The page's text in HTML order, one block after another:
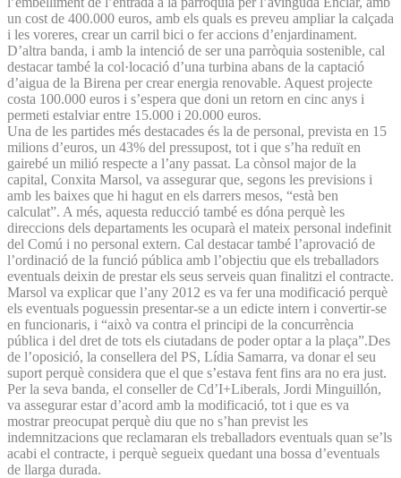
un cost de 400.000 euros, amb els quals es preveu ampliar la calçada
i les voreres, crear un carril bici o fer accions d’enjardinament.
D’altra banda, i amb la intenció de ser una parròquia sostenible, cal
destacar també la col·locació d’una turbina abans de la captació
d’aigua de la Birena per crear energia renovable. Aquest projecte
costa 100.000 euros i s’espera que doni un retorn en cinc anys i
permeti estalviar entre 15.000 i 20.000 euros.
Una de les partides més destacades és la de personal, prevista en 15
milions d’euros, un 43% del pressupost, tot i que s’ha reduït en
gairebé un milió respecte a l’any passat. La cònsol major de la
capital, Conxita Marsol, va assegurar que, segons les previsions i
amb les baixes que hi hagut en els darrers mesos, “està ben
calculat”. A més, aquesta reducció també es dóna perquè les
direccions dels departaments les ocuparà el mateix personal indefinit
del Comú i no personal extern. Cal destacar també l’aprovació de
l’ordinació de la funció pública amb l’objectiu que els treballadors
eventuals deixin de prestar els seus serveis quan finalitzi el contracte.
Marsol va explicar que l’any 2012 es va fer una modificació perquè
els eventuals poguessin presentar-se a un edicte intern i convertir-se
en funcionaris, i “això va contra el principi de la concurrència
pública i del dret de tots els ciutadans de poder optar a la plaça”.Des
de l’oposició, la consellera del PS, Lídia Samarra, va donar el seu
suport perquè considera que el que s’estava fent fins ara no era just.
Per la seva banda, el conseller de Cd’I+Liberals, Jordi Minguillón,
va assegurar estar d’acord amb la modificació, tot i que es va
mostrar preocupat perquè diu que no s’han previst les
indemnitzacions que reclamaran els treballadors eventuals quan se’ls
acabi el contracte, i perquè segueix quedant una bossa d’eventuals
de llarga durada.